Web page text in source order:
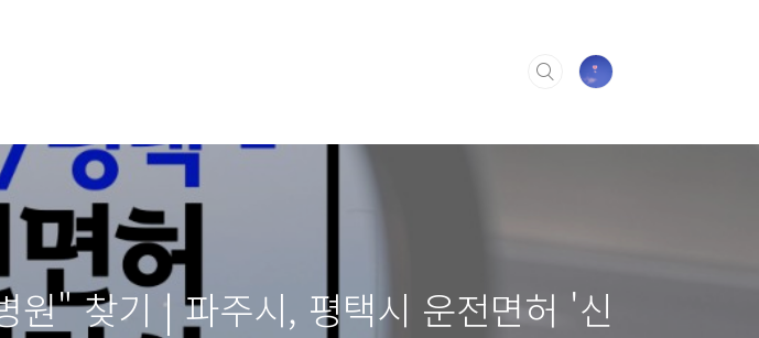
" 찾기 | 파주시, 평택시 운전면허 '신